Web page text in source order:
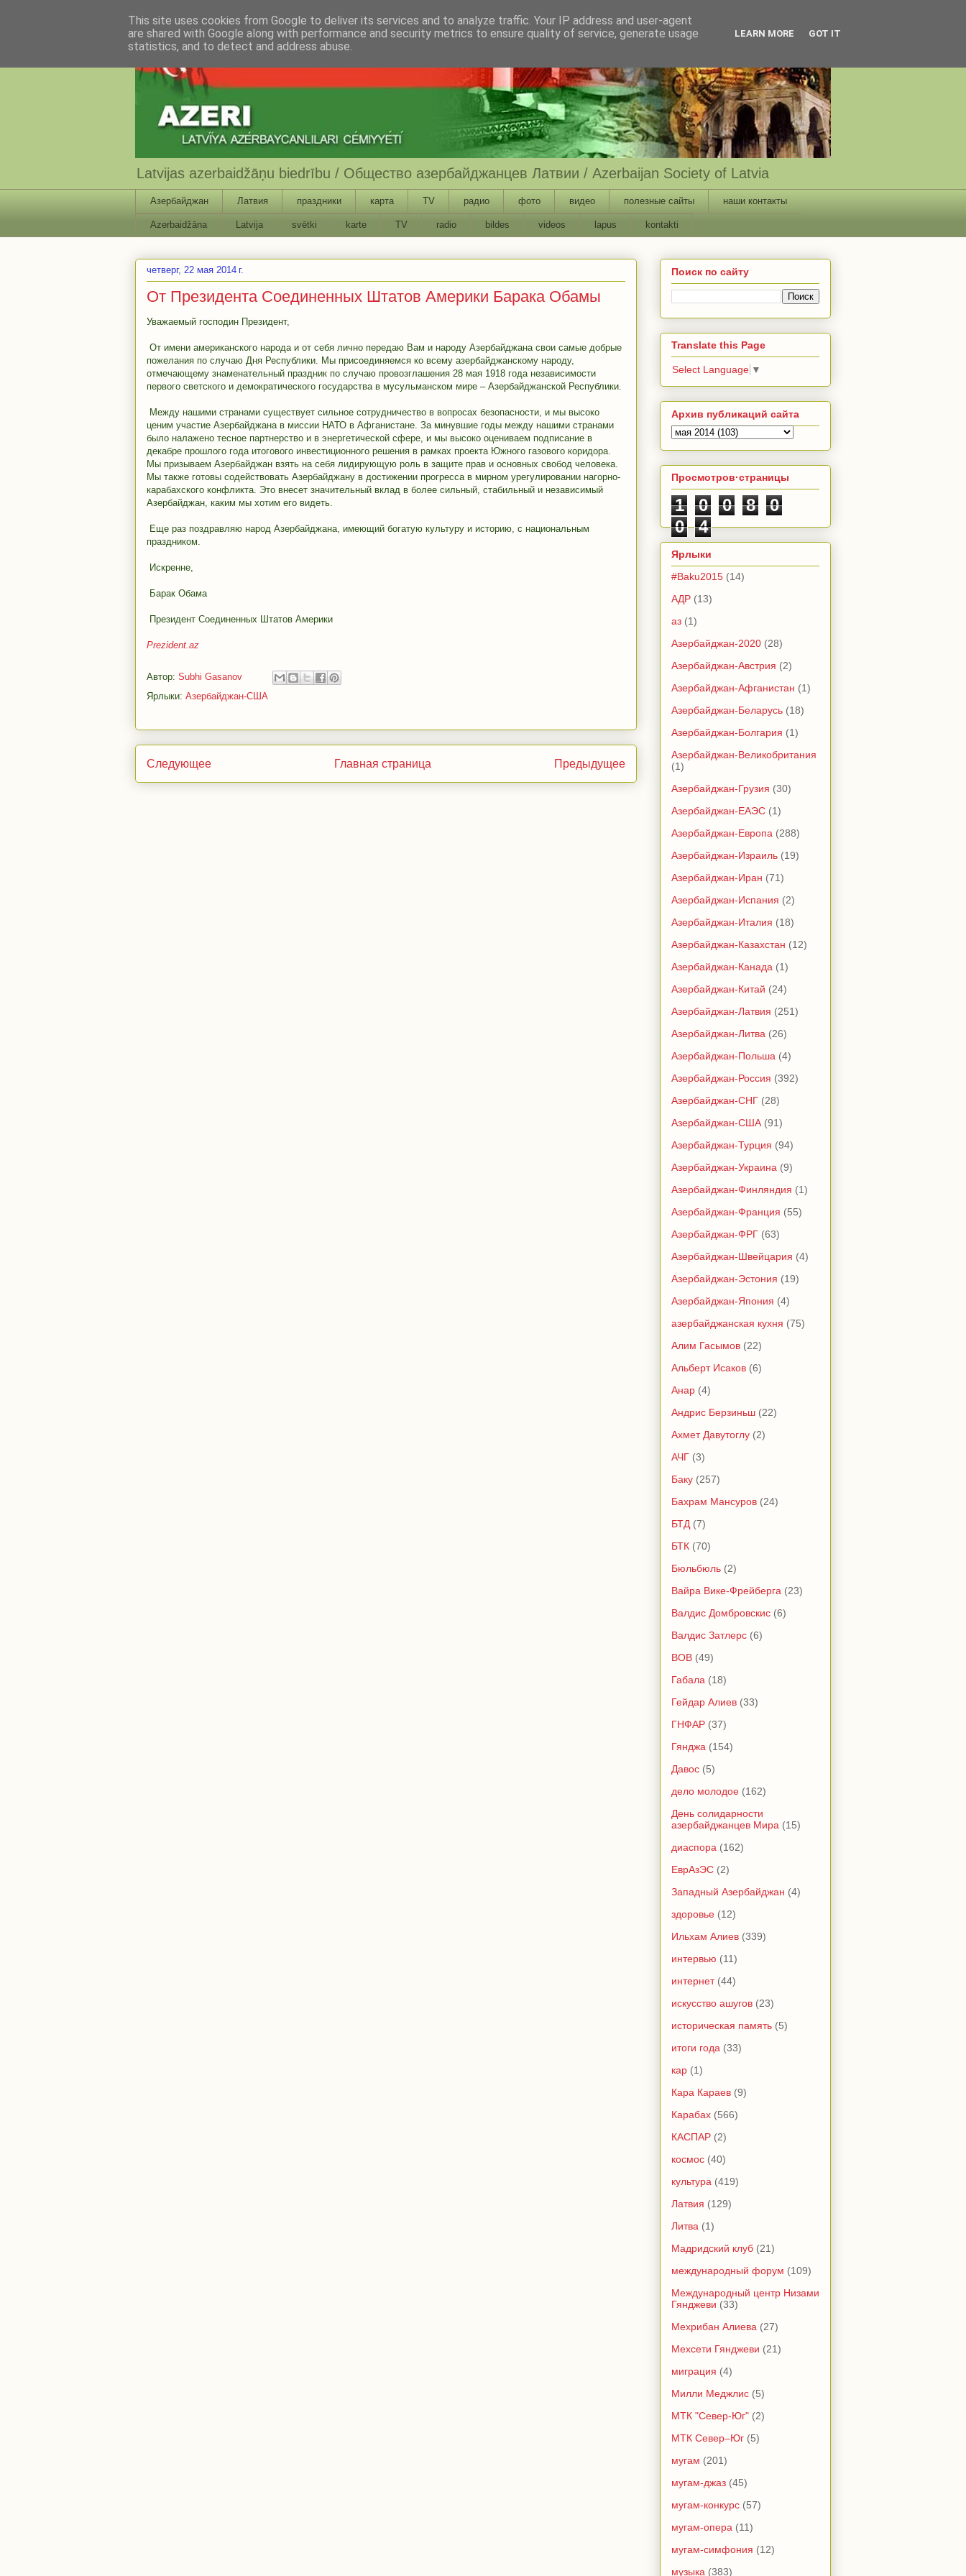
Latvijas azerbaidžāņu biedrību / Общество азербайджанцев Латвии / Azerbaijan Society of Latvia
Азербайджан Латвия праздники карта TV радио фото видео полезные сайты наши контакты
Azerbaidžāna Latvija svētki karte TV radio bildes videos lapus kontakti
четверг, 22 мая 2014 г.
От Президента Соединенных Штатов Америки Барака Обамы
Уважаемый господин Президент,
От имени американского народа и от себя лично передаю Вам и народу Азербайджана свои самые добрые
пожелания по случаю Дня Республики. Мы присоединяемся ко всему азербайджанскому народу,
отмечающему знаменательный праздник по случаю провозглашения 28 мая 1918 года независимости
первого светского и демократического государства в мусульманском мире – Азербайджанской Республики.
Между нашими странами существует сильное сотрудничество в вопросах безопасности, и мы высоко
ценим участие Азербайджана в миссии НАТО в Афганистане. За минувшие годы между нашими странами
было налажено тесное партнерство и в энергетической сфере, и мы высоко оцениваем подписание в
декабре прошлого года итогового инвестиционного решения в рамках проекта Южного газового коридора.
Мы призываем Азербайджан взять на себя лидирующую роль в защите прав и основных свобод человека.
Мы также готовы содействовать Азербайджану в достижении прогресса в мирном урегулировании нагорно-
карабахского конфликта. Это внесет значительный вклад в более сильный, стабильный и независимый
Азербайджан, каким мы хотим его видеть.
Еще раз поздравляю народ Азербайджана, имеющий богатую культуру и историю, с национальным
праздником.
Искренне,
Барак Обама
Президент Соединенных Штатов Америки
Prezident.az
Автор: Subhi Gasanov
Ярлыки: Азербайджан-США
Следующее Предыдущее
Главная страница
Поиск по сайту
Translate this Page
Select Language ▼
Архив публикаций сайта
Просмотров·страницы
1 0 0 8
0
0
4
Ярлыки
#Baku2015 (14)
АДР (13)
аз (1)
Азербайджан-2020 (28)
Азербайджан-Австрия (2)
Азербайджан-Афганистан (1)
Азербайджан-Беларусь (18)
Азербайджан-Болгария (1)
Азербайджан-Великобритания
(1)
Азербайджан-Грузия (30)
Азербайджан-ЕАЭС (1)
Азербайджан-Европа (288)
Азербайджан-Израиль (19)
Азербайджан-Иран (71)
Азербайджан-Испания (2)
Азербайджан-Италия (18)
Азербайджан-Казахстан (12)
Азербайджан-Канада (1)
Азербайджан-Китай (24)
Азербайджан-Латвия (251)
Азербайджан-Литва (26)
Азербайджан-Польша (4)
Азербайджан-Россия (392)
Азербайджан-СНГ (28)
Азербайджан-США (91)
Азербайджан-Турция (94)
Азербайджан-Украина (9)
Азербайджан-Финляндия (1)
Азербайджан-Франция (55)
Азербайджан-ФРГ (63)
Азербайджан-Швейцария (4)
Азербайджан-Эстония (19)
Азербайджан-Япония (4)
азербайджанская кухня (75)
Алим Гасымов (22)
Альберт Исаков (6)
Анар (4)
Андрис Берзиньш (22)
Ахмет Давутоглу (2)
АЧГ (3)
Баку (257)
Бахрам Мансуров (24)
БТД (7)
БТК (70)
Бюльбюль (2)
Вайра Вике-Фрейберга (23)
Валдис Домбровскис (6)
Валдис Затлерс (6)
ВОВ (49)
Габала (18)
Гейдар Алиев (33)
ГНФАР (37)
Гянджа (154)
Давос (5)
дело молодое (162)
День солидарности
азербайджанцев Мира (15)
диаспора (162)
ЕврАзЭС (2)
Западный Азербайджан (4)
здоровье (12)
Ильхам Алиев (339)
интервью (11)
интернет (44)
искусство ашугов (23)
историческая память (5)
итоги года (33)
кар (1)
Кара Караев (9)
Карабах (566)
КАСПАР (2)
космос (40)
культура (419)
Латвия (129)
Литва (1)
Мадридский клуб (21)
международный форум (109)
Международный центр Низами
Гянджеви (33)
Мехрибан Алиева (27)
Мехсети Гянджеви (21)
миграция (4)
Милли Меджлис (5)
МТК "Север-Юг" (2)
МТК Север–Юг (5)
мугам (201)
мугам-джаз (45)
мугам-конкурс (57)
мугам-опера (11)
мугам-симфония (12)
музыка (383)
This site uses cookies from Google to deliver its services and to analyze traffic. Your IP address and user-agent
are shared with Google along with performance and security metrics to ensure quality of service, generate usage
statistics, and to detect and address abuse.
LEARN MORE GOT IT